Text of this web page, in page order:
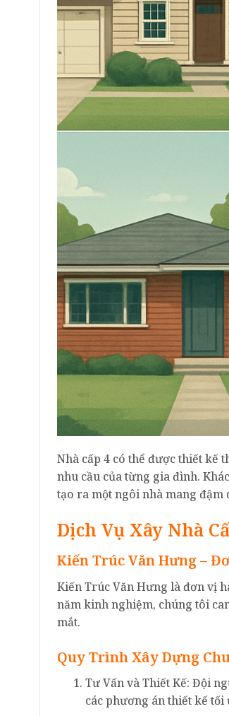
Nhà cấp 4 có thể được thiết kế
nhu cầu của từng gia đình.
tạo ra một ngôi nhà mang đậm
Dịch Vụ Xây Nhà
Kiến Trúc Văn Hưng –
Kiến Trúc Văn Hưng là đơn vị
năm kinh nghiệm, chúng tôi
mắt.
Quy Trình Xây Dựng
Tư Vấn và Thiết Kế: Đội
các phương án thiết kế tối